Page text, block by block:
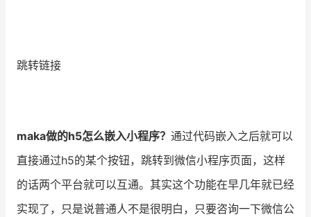
跳转链接
maka做的h5怎么嵌入小程序？ 通过代码嵌入之后就可以
直接通过h5的某个按钮，跳转到微信小程序页面，这样
的话两个平台就可以互通。其实这个功能在早几年就已经
实现了，只是说普通人不是很明白，只要咨询一下微信公